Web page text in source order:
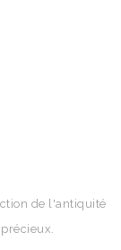
de l'antiquité